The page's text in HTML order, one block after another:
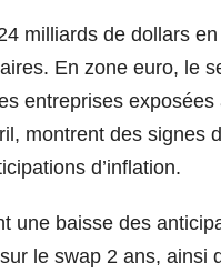
milliards de dollars
En zone euro, le
entreprises
montrent des signes
d’inflation.
une baisse des
le swap 2 ans, ainsi